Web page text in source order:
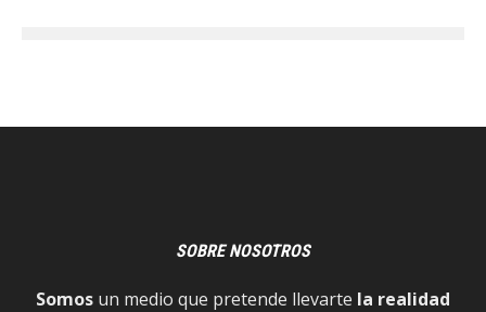
SOBRE NOSOTROS
Somos un medio que pretende llevarte la realidad